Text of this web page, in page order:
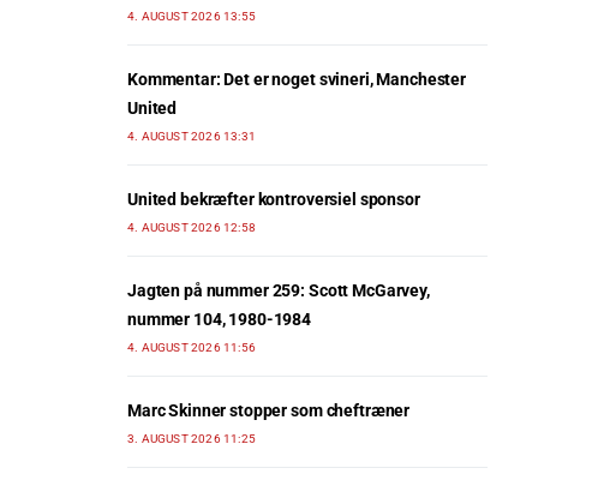
4. AUGUST 2026 13:55
Kommentar: Det er noget svineri, Manchester
United
4. AUGUST 2026 13:31
United bekræfter kontroversiel sponsor
4. AUGUST 2026 12:58
Jagten på nummer 259: Scott McGarvey,
nummer 104, 1980-1984
4. AUGUST 2026 11:56
Marc Skinner stopper som cheftræner
3. AUGUST 2026 11:25